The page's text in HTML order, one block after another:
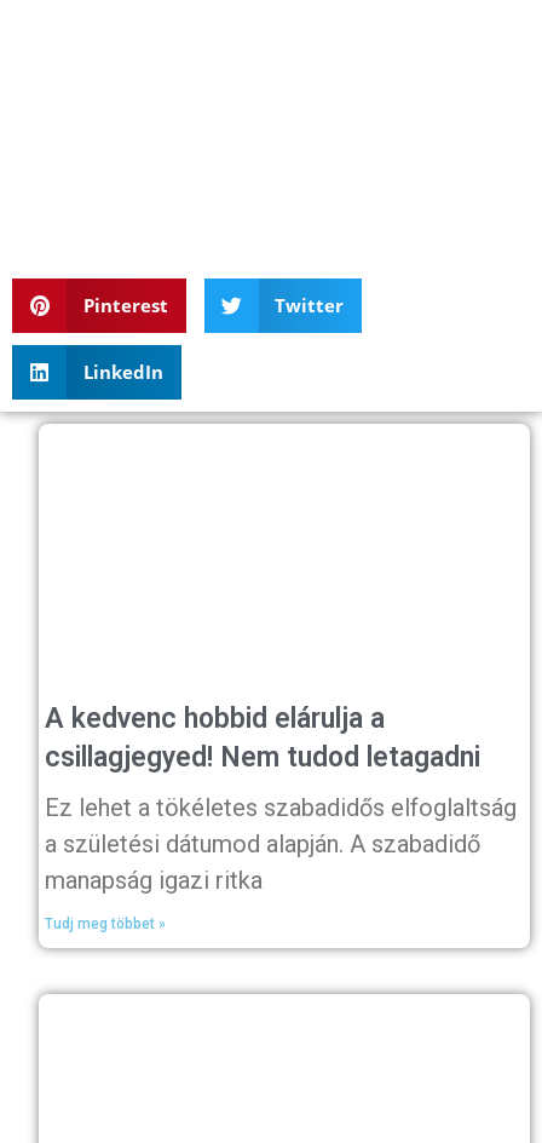
Pinterest Twitter
LinkedIn
A kedvenc hobbid elárulja a
csillagjegyed! Nem tudod letagadni
Ez lehet a tökéletes szabadidős elfoglaltság
a születési dátumod alapján. A szabadidő
manapság igazi ritka
Tudj meg többet »